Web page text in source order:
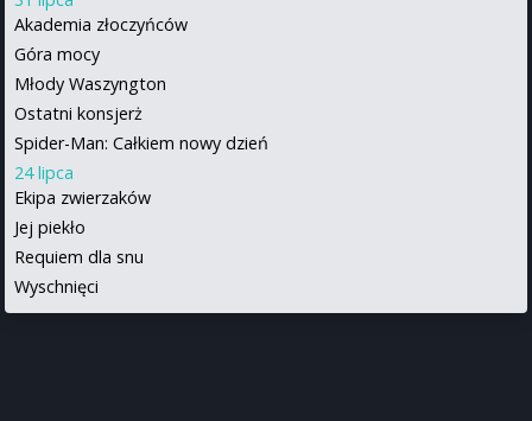
Akademia złoczyńców
Góra mocy
Młody Waszyngton
Ostatni konsjerż
Spider-Man: Całkiem nowy dzień
24 lipca
Ekipa zwierzaków
Jej piekło
Requiem dla snu
Wyschnięci